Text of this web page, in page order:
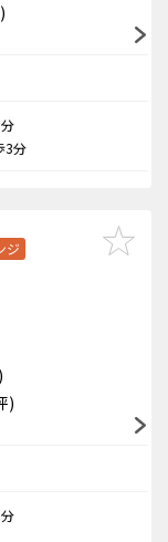
3分
ジ
)